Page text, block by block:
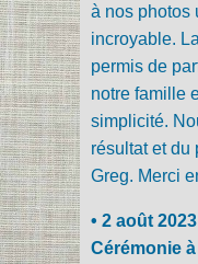
à nos photos
incroyable.
permis de
notre famille
simplicité.
résultat et du
Greg. Merci
• 2 août
Cérémonie